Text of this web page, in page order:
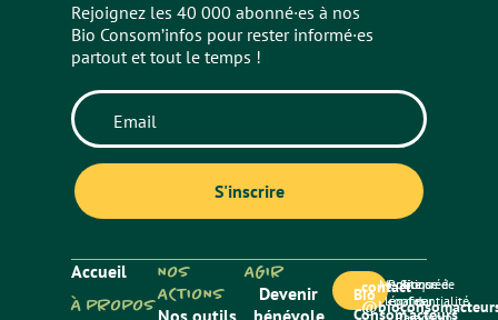
Rejoignez les 40 000 abonné·es à nos
Bio Consom’infos pour rester informé·es
partout et tout le temps !
Accueil
À PROPOS
NOS
ACTIONS
Nos outils
AGIR
Devenir
bénévole
Bio
Consom’acteurs
contact
Mentions
légales
Politique de
confidentialité
Site créé
par